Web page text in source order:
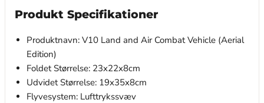
Produkt Specifikationer
Produktnavn: V10 Land and Air Combat Vehicle (Aerial
Edition)
Foldet Størrelse: 23x22x8cm
Udvidet Størrelse: 19x35x8cm
Flyvesystem: Lufttrykssvæv